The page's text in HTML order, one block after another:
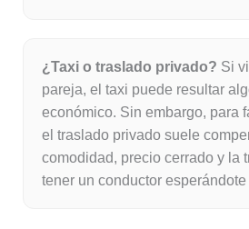
¿Taxi o traslado privado? Si
pareja, el taxi puede resultar
económico. Sin embargo, para
el traslado privado suele
comodidad, precio cerrado y la
tener un conductor